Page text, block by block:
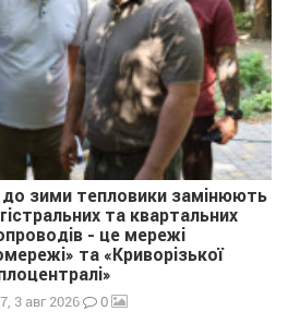
до зими тепловики замінюють
та квартальних
- це мережі
та «Криворізької
3 авг 2026 0